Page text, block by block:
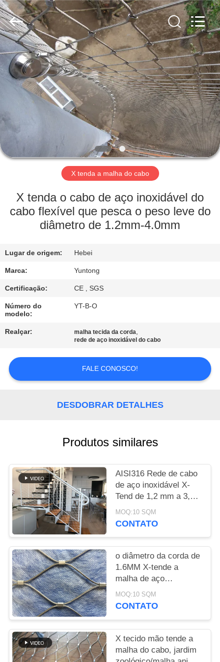
CASA
PRODUTOS
SOBRE
NÓS
EXCURSÃO
FÁBRICA
CONTROLE
QUALIDADE
CONTACTE-
NOS
NOTÍCIA
UMAS
CITAÇÕES
SITE
POLÍTICA
DE
PRIVACIDADE
Anping
Yuntong
Metal
Wire
Mesh
Co.,Ltd.
All
Rights
Reserved.
X tenda a malha do cabo
X tenda o cabo de aço inoxidável do
cabo flexível que pesca o peso leve do
diâmetro de 1.2mm-4.0mm
Lugar de origem: Hebei
Marca: Yuntong
Certificação: CE , SGS
Número do
modelo:
YT-B-O
Realçar: malha tecida da corda,
rede de aço inoxidável do cabo
FALE CONOSCO!
DESDOBRAR DETALHES
Produtos similares
AISI316 Rede de cabo
de aço inoxidável X-
Tend de 1,2 mm a 3,2
mm
MOQ:10 SQM
CONTATO
o diâmetro da corda de
1.6MM X-tende a
malha de aço
inoxidável flexível do
cabo para a parede
MOQ:10 SQM
CONTATO
X tecido mão tende a
malha do cabo, jardim